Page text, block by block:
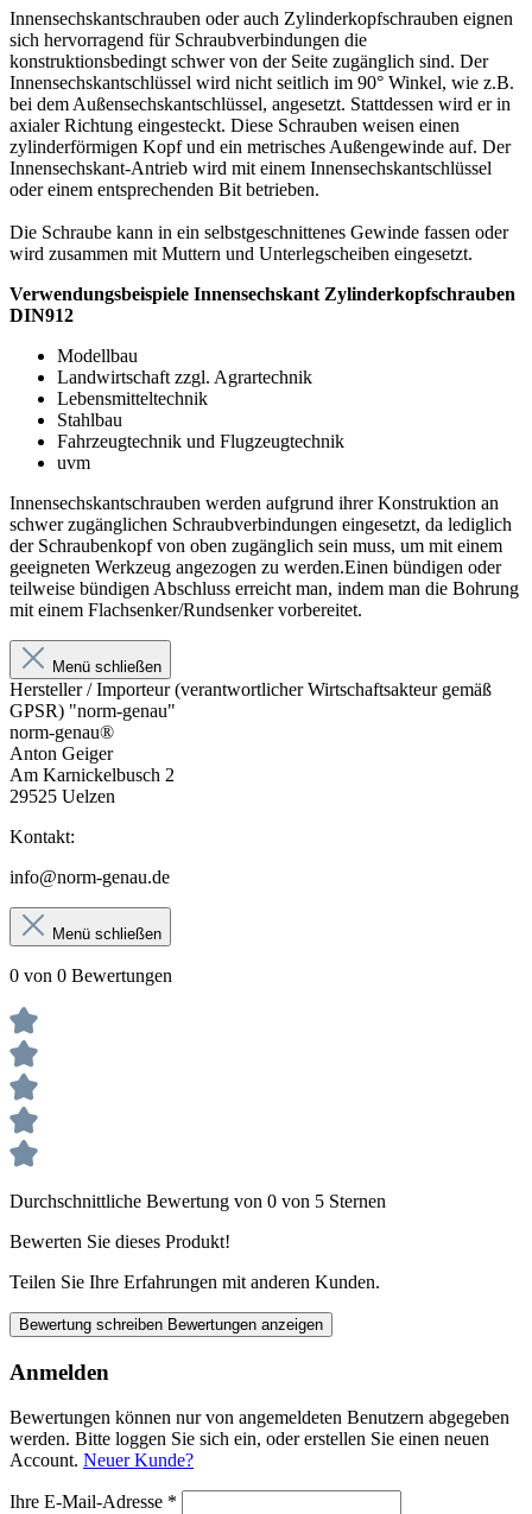
Innensechskantschrauben oder auch Zylinderkopfschrauben eignen
sich hervorragend für Schraubverbindungen die
konstruktionsbedingt schwer von der Seite zugänglich sind. Der
Innensechskantschlüssel wird nicht seitlich im 90° Winkel, wie z.B.
bei dem Außensechskantschlüssel, angesetzt. Stattdessen wird er in
axialer Richtung eingesteckt. Diese Schrauben weisen einen
zylinderförmigen Kopf und ein metrisches Außengewinde auf. Der
Innensechskant-Antrieb wird mit einem Innensechskantschlüssel
oder einem entsprechenden Bit betrieben.
Die Schraube kann in ein selbstgeschnittenes Gewinde fassen oder
wird zusammen mit Muttern und Unterlegscheiben eingesetzt.
Verwendungsbeispiele Innensechskant Zylinderkopfschrauben
DIN912
Modellbau
Landwirtschaft zzgl. Agrartechnik
Lebensmitteltechnik
Stahlbau
Fahrzeugtechnik und Flugzeugtechnik
uvm
Innensechskantschrauben werden aufgrund ihrer Konstruktion an
schwer zugänglichen Schraubverbindungen eingesetzt, da lediglich
der Schraubenkopf von oben zugänglich sein muss, um mit einem
geeigneten Werkzeug angezogen zu werden.Einen bündigen oder
teilweise bündigen Abschluss erreicht man, indem man die Bohrung
mit einem Flachsenker/Rundsenker vorbereitet.
Menü schließen
Hersteller / Importeur (verantwortlicher Wirtschaftsakteur gemäß
GPSR) "norm-genau"
norm-genau®
Anton Geiger
Am Karnickelbusch 2
29525 Uelzen
Kontakt:
info@norm-genau.de
Menü schließen
0 von 0 Bewertungen
Durchschnittliche Bewertung von 0 von 5 Sternen
Bewerten Sie dieses Produkt!
Teilen Sie Ihre Erfahrungen mit anderen Kunden.
Bewertung schreiben Bewertungen anzeigen
Anmelden
Bewertungen können nur von angemeldeten Benutzern abgegeben
werden. Bitte loggen Sie sich ein, oder erstellen Sie einen neuen
Account. Neuer Kunde?
Ihre E-Mail-Adresse *